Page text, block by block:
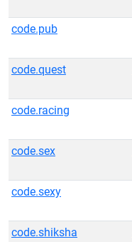
code.pub
code.quest
code.racing
code.sex
code.sexy
code.shiksha